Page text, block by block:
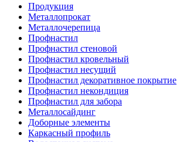
Продукция
Металлопрокат
Металлочерепица
Профнастил
Профнастил стеновой
Профнастил кровельный
Профнастил несущий
Профнастил декоративное покрытие
Профнастил некондиция
Профнастил для забора
Металлосайдинг
Доборные элементы
Каркасный профиль